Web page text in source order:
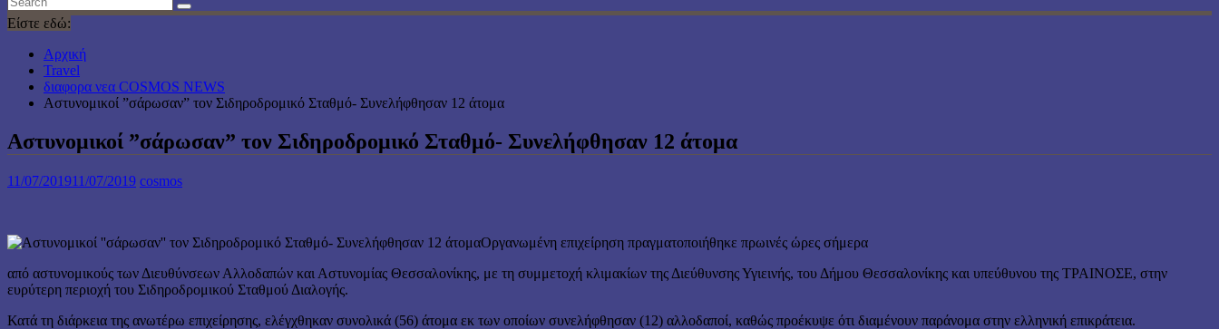
Είστε εδώ:
Αρχική
Travel
διαφορα νεα COSMOS NEWS
Αστυνομικοί ”σάρωσαν” τον Σιδηροδρομικό Σταθμό- Συνελήφθησαν 12 άτομα
Αστυνομικοί ”σάρωσαν” τον Σιδηροδρομικό Σταθμό- Συνελήφθησαν 12 άτομα
11/07/201911/07/2019 cosmos
Οργανωμένη επιχείρηση πραγματοποιήθηκε πρωινές ώρες σήμερα
από αστυνομικούς των Διευθύνσεων Αλλοδαπών και Αστυνομίας Θεσσαλονίκης, με τη συμμετοχή κλιμακίων της Διεύθυνσης Υγιεινής, του Δήμου Θεσσαλονίκης και υπεύθυνου της ΤΡΑΙΝΟΣΕ, στην
ευρύτερη περιοχή του Σιδηροδρομικού Σταθμού Διαλογής.
Κατά τη διάρκεια της ανωτέρω επιχείρησης, ελέγχθηκαν συνολικά (56) άτομα εκ των οποίων συνελήφθησαν (12) αλλοδαποί, καθώς προέκυψε ότι διαμένουν παράνομα στην ελληνική επικράτεια.